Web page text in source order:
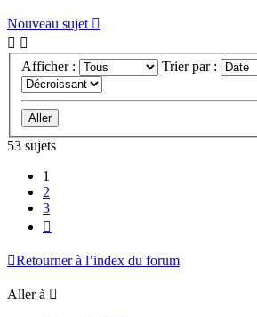
Nouveau sujet
Afficher : Trier par :
53 sujets
1
2
3
Retourner à l’index du forum
Aller à